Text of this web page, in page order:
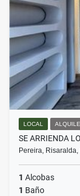
LOCAL
SE ARRIENDA
Pereira,
1 Alcobas
1 Baño